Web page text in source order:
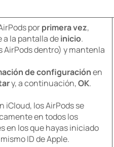
porprimera vez,
a la pantalla deinicio.
AirPods dentro) y mantenla
de configuraciónen
y, a continuación,OK.
iCloud, los AirPods se
en todos los
en los que hayas iniciado
ID de Apple.